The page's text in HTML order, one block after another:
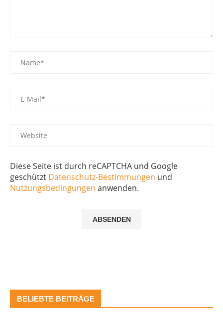
Diese Seite ist durch reCAPTCHA und Google
geschützt Datenschutz-Bestimmungen und
Nutzungsbedingungen anwenden.
BELIEBTE BEITRÄGE